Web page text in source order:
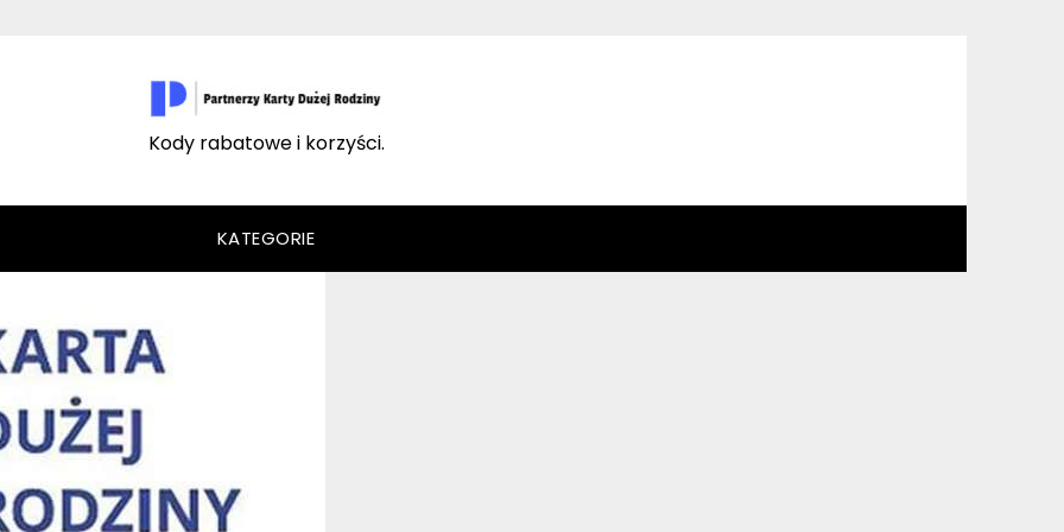
Kody rabatowe i korzyści.
KATEGORIE